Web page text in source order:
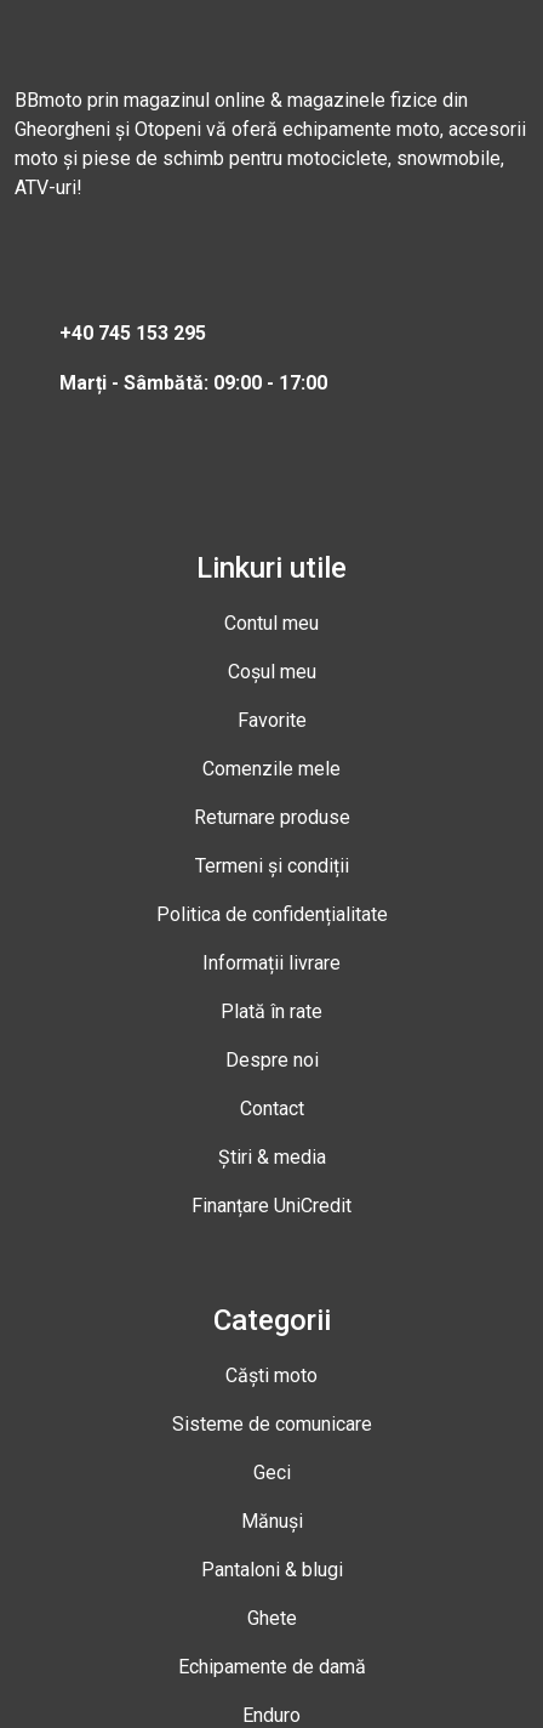
BBmoto prin magazinul online & magazinele fizice din
Gheorgheni și Otopeni vă oferă echipamente moto, accesorii
moto și piese de schimb pentru motociclete, snowmobile,
ATV-uri!
+40 745 153 295
Marți - Sâmbătă: 09:00 - 17:00
Linkuri utile
Contul meu
Coșul meu
Favorite
Comenzile mele
Returnare produse
Termeni și condiții
Politica de confidențialitate
Informații livrare
Plată în rate
Despre noi
Contact
Știri & media
Finanțare UniCredit
Categorii
Căști moto
Sisteme de comunicare
Geci
Mănuși
Pantaloni & blugi
Ghete
Echipamente de damă
Enduro